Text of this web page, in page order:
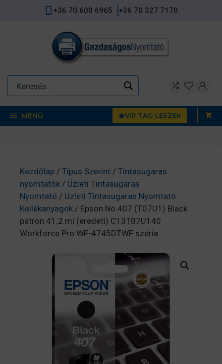
+36 70 600 6965 +36 70 327 7170
MENÜ VIP TAG LESZEK
Kezdőlap / Típus Szerint / Tintasugaras
nyomtatók / Üzleti Tintasugaras
Nyomtató / Üzleti Tintasugaras Nyomtató
Kellékanyagok / Epson No.407 (T07U1) Black
patron 41.2 ml (eredeti) C13T07U140
Workforce Pro WF-4745DTWF széria